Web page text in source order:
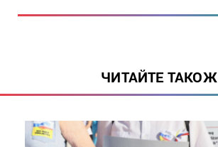
ЧИТАЙТЕ ТАКОЖ